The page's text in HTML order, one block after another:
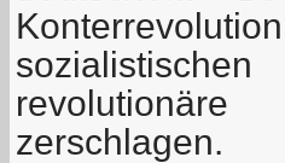
zerschlagen.